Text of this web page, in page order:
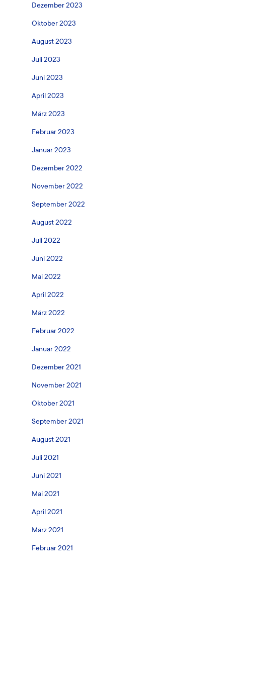
Dezember 2023
Oktober 2023
August 2023
Juli 2023
Juni 2023
April 2023
März 2023
Februar 2023
Januar 2023
Dezember 2022
November 2022
September 2022
August 2022
Juli 2022
Juni 2022
Mai 2022
April 2022
März 2022
Februar 2022
Januar 2022
Dezember 2021
November 2021
Oktober 2021
September 2021
August 2021
Juli 2021
Juni 2021
Mai 2021
April 2021
März 2021
Februar 2021